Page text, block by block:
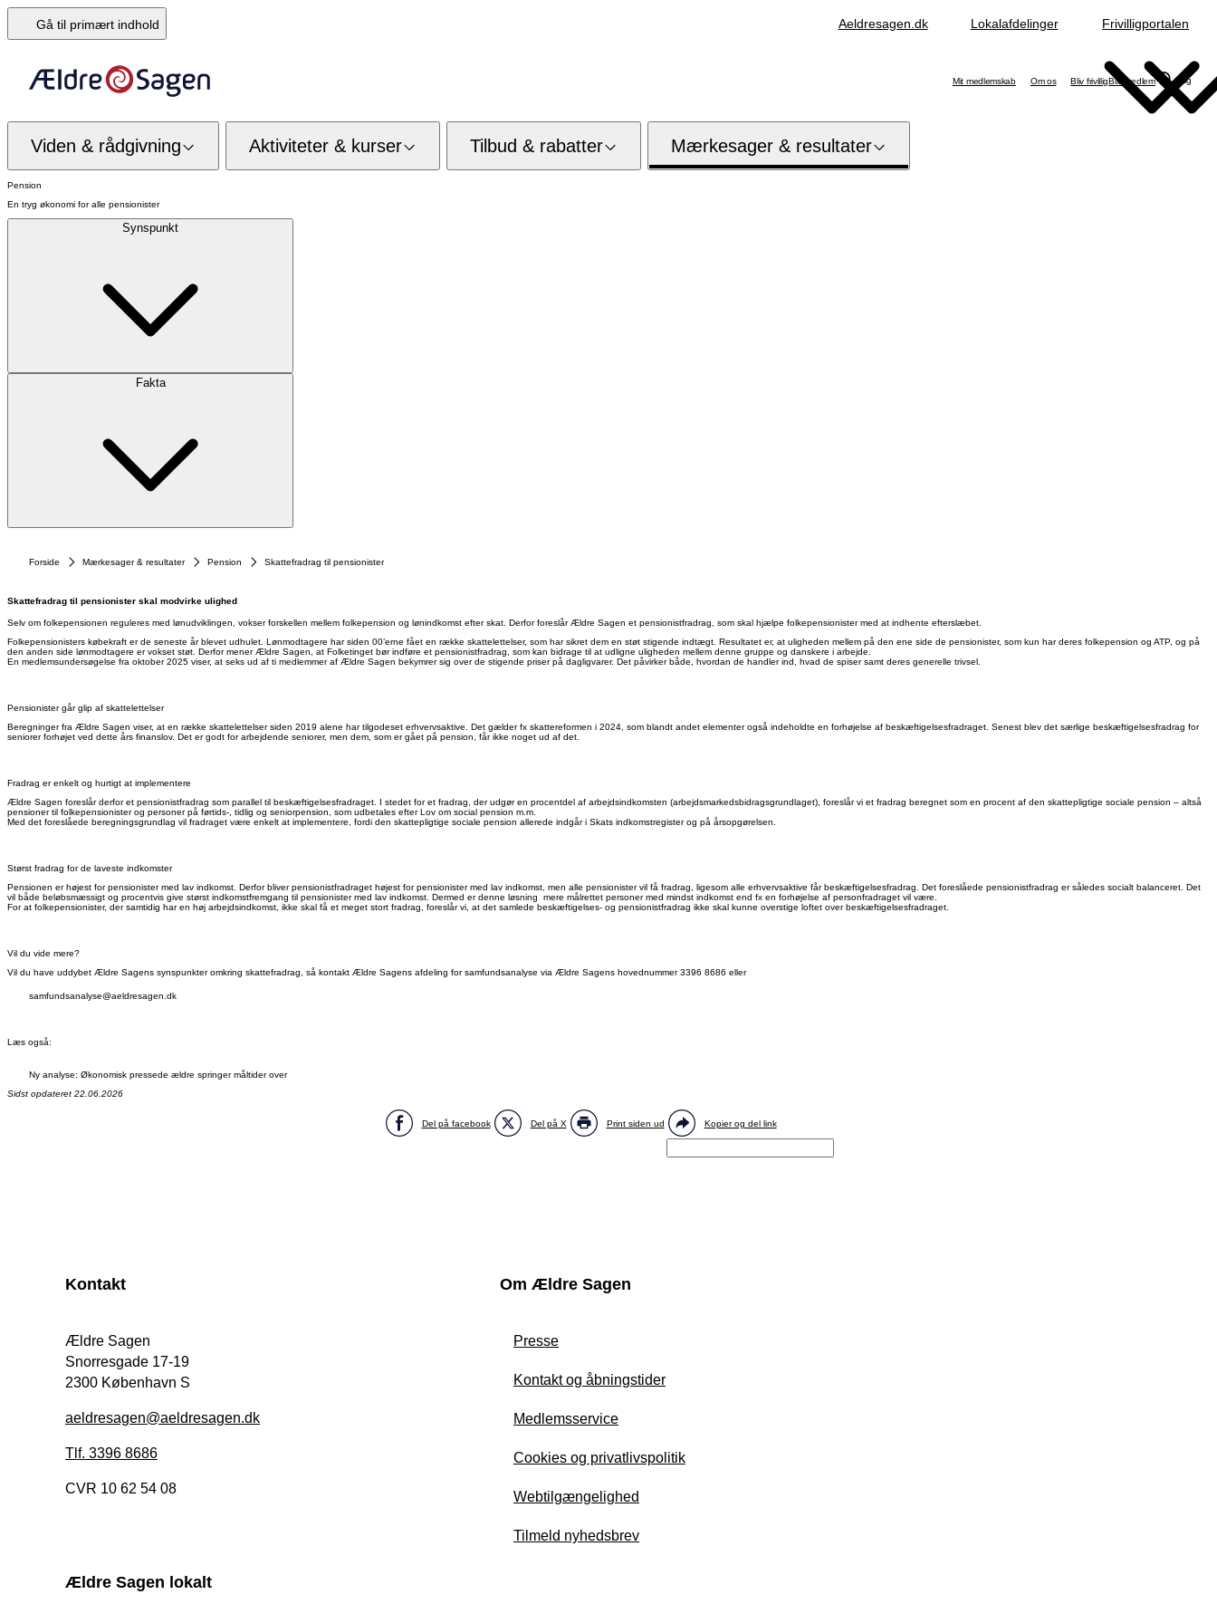
Gå til primært indhold Aeldresagen.dk Lokalafdelinger Frivilligportalen
Mit medlemskab Om os Bliv frivilligBliv medlem Søg
Viden & rådgivning Aktiviteter & kurser Tilbud & rabatter Mærkesager & resultater
Pension
En tryg økonomi for alle pensionister
Synspunkt
Fakta
Forside Mærkesager & resultater Pension Skattefradrag til pensionister
Skattefradrag til pensionister skal modvirke ulighed
Selv om folkepensionen reguleres med lønudviklingen, vokser forskellen mellem folkepension og lønindkomst efter skat. Derfor foreslår Ældre Sagen et pensionistfradrag, som skal hjælpe folkepensionister med at indhente efterslæbet.
Folkepensionisters købekraft er de seneste år blevet udhulet. Lønmodtagere har siden 00’erne fået en række skattelettelser, som har sikret dem en støt stigende indtægt. Resultatet er, at uligheden mellem på den ene side de pensionister, som kun har deres folkepension og ATP, og på
den anden side lønmodtagere er vokset støt. Derfor mener Ældre Sagen, at Folketinget bør indføre et pensionistfradrag, som kan bidrage til at udligne uligheden mellem denne gruppe og danskere i arbejde.
En medlemsundersøgelse fra oktober 2025 viser, at seks ud af ti medlemmer af Ældre Sagen bekymrer sig over de stigende priser på dagligvarer. Det påvirker både, hvordan de handler ind, hvad de spiser samt deres generelle trivsel.
Pensionister går glip af skattelettelser
Beregninger fra Ældre Sagen viser, at en række skattelettelser siden 2019 alene har tilgodeset erhvervsaktive. Det gælder fx skattereformen i 2024, som blandt andet elementer også indeholdte en forhøjelse af beskæftigelsesfradraget. Senest blev det særlige beskæftigelsesfradrag for
seniorer forhøjet ved dette års finanslov. Det er godt for arbejdende seniorer, men dem, som er gået på pension, får ikke noget ud af det.
Fradrag er enkelt og hurtigt at implementere
Ældre Sagen foreslår derfor et pensionistfradrag som parallel til beskæftigelsesfradraget. I stedet for et fradrag, der udgør en procentdel af arbejdsindkomsten (arbejdsmarkedsbidragsgrundlaget), foreslår vi et fradrag beregnet som en procent af den skattepligtige sociale pension – altså
pensioner til folkepensionister og personer på førtids-, tidlig og seniorpension, som udbetales efter Lov om social pension m.m.
Med det foreslåede beregningsgrundlag vil fradraget være enkelt at implementere, fordi den skattepligtige sociale pension allerede indgår i Skats indkomstregister og på årsopgørelsen.
Størst fradrag for de laveste indkomster
Pensionen er højest for pensionister med lav indkomst. Derfor bliver pensionistfradraget højest for pensionister med lav indkomst, men alle pensionister vil få fradrag, ligesom alle erhvervsaktive får beskæftigelsesfradrag. Det foreslåede pensionistfradrag er således socialt balanceret. Det
vil både beløbsmæssigt og procentvis give størst indkomstfremgang til pensionister med lav indkomst. Dermed er denne løsning mere målrettet personer med mindst indkomst end fx en forhøjelse af personfradraget vil være.
For at folkepensionister, der samtidig har en høj arbejdsindkomst, ikke skal få et meget stort fradrag, foreslår vi, at det samlede beskæftigelses- og pensionistfradrag ikke skal kunne overstige loftet over beskæftigelsesfradraget.
Vil du vide mere?
Vil du have uddybet Ældre Sagens synspunkter omkring skattefradrag, så kontakt Ældre Sagens afdeling for samfundsanalyse via Ældre Sagens hovednummer 3396 8686 eller
samfundsanalyse@aeldresagen.dk
Læs også:
Ny analyse: Økonomisk pressede ældre springer måltider over
Sidst opdateret 22.06.2026
Del på facebook Del på X Print siden ud Kopier og del link
Kontakt
Ældre Sagen
Snorresgade 17-19
2300 København S
aeldresagen@aeldresagen.dk
Tlf. 3396 8686
CVR 10 62 54 08
Om Ældre Sagen
Presse
Kontakt og åbningstider
Medlemsservice
Cookies og privatlivspolitik
Webtilgængelighed
Tilmeld nyhedsbrev
Ældre Sagen lokalt